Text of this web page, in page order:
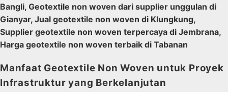
Bangli, Geotextile non woven dari supplier unggulan di
Gianyar, Jual geotextile non woven di Klungkung,
Supplier geotextile non woven terpercaya di Jembrana,
Harga geotextile non woven terbaik di Tabanan
Manfaat Geotextile Non Woven untuk Proyek
Infrastruktur yang Berkelanjutan